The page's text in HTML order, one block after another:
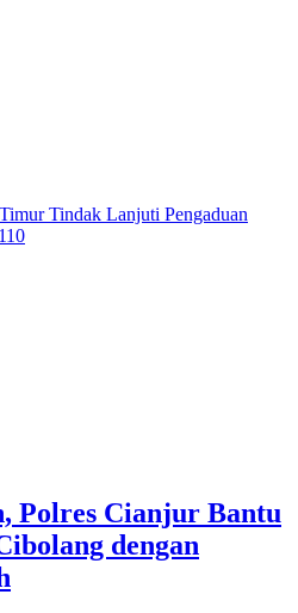
Tindak Lanjuti Pengaduan
Polres Cianjur Bantu
dengan